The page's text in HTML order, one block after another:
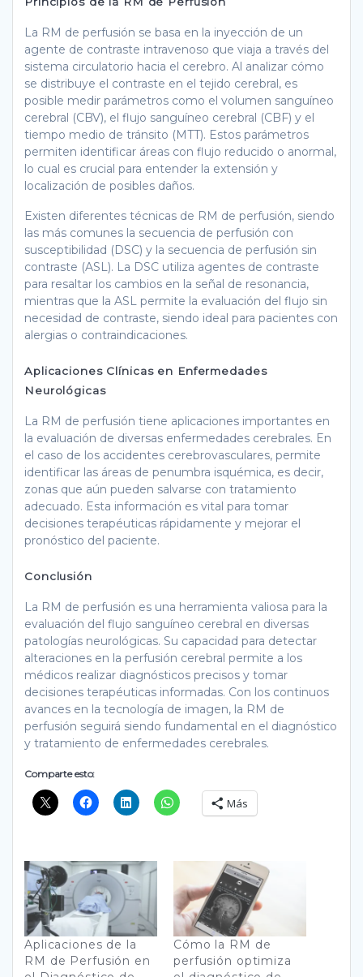
La RM de perfusión se basa en la inyección de un
agente de contraste intravenoso que viaja a través del
sistema circulatorio hacia el cerebro. Al analizar cómo
se distribuye el contraste en el tejido cerebral, es
posible medir parámetros como el volumen sanguíneo
cerebral (CBV), el flujo sanguíneo cerebral (CBF) y el
tiempo medio de tránsito (MTT). Estos parámetros
permiten identificar áreas con flujo reducido o anormal,
lo cual es crucial para entender la extensión y
localización de posibles daños.
Existen diferentes técnicas de RM de perfusión, siendo
las más comunes la secuencia de perfusión con
susceptibilidad (DSC) y la secuencia de perfusión sin
contraste (ASL). La DSC utiliza agentes de contraste
para resaltar los cambios en la señal de resonancia,
mientras que la ASL permite la evaluación del flujo sin
necesidad de contraste, siendo ideal para pacientes con
alergias o contraindicaciones.
Aplicaciones Clínicas en Enfermedades
Neurológicas
La RM de perfusión tiene aplicaciones importantes en
la evaluación de diversas enfermedades cerebrales. En
el caso de los accidentes cerebrovasculares, permite
identificar las áreas de penumbra isquémica, es decir,
zonas que aún pueden salvarse con tratamiento
adecuado. Esta información es vital para tomar
decisiones terapéuticas rápidamente y mejorar el
pronóstico del paciente.
Conclusión
La RM de perfusión es una herramienta valiosa para la
evaluación del flujo sanguíneo cerebral en diversas
patologías neurológicas. Su capacidad para detectar
alteraciones en la perfusión cerebral permite a los
médicos realizar diagnósticos precisos y tomar
decisiones terapéuticas informadas. Con los continuos
avances en la tecnología de imagen, la RM de
perfusión seguirá siendo fundamental en el diagnóstico
y tratamiento de enfermedades cerebrales.
Comparte esto:
Más
Aplicaciones de la
RM de Perfusión en
Cómo la RM de
perfusión optimiza